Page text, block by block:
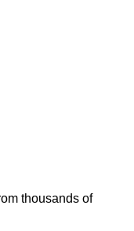
thousands of